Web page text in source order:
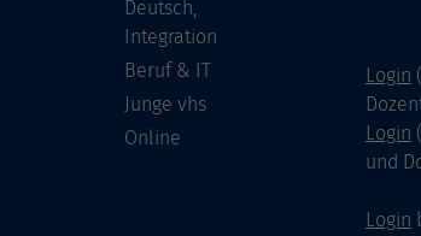
Deutsch,
Integration
Beruf & IT
Junge vhs
Online
Login
Login
und
Login